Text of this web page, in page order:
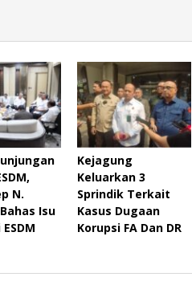
N.
Isu
Kejagung
Keluarkan 3
Sprindik Terkait
Kasus Dugaan
Korupsi FA Dan DR